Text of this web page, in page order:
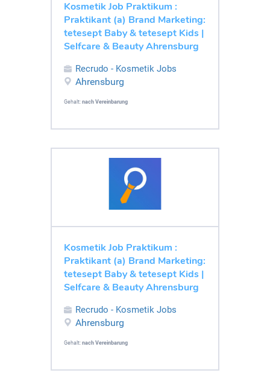
Kosmetik Job Praktikum :
Praktikant (a) Brand Marketing:
tetesept Baby & tetesept Kids |
Selfcare & Beauty Ahrensburg
Recrudo - Kosmetik Jobs
Ahrensburg
Gehalt: nach Vereinbarung
Kosmetik Job Praktikum :
Praktikant (a) Brand Marketing:
tetesept Baby & tetesept Kids |
Selfcare & Beauty Ahrensburg
Recrudo - Kosmetik Jobs
Ahrensburg
Gehalt: nach Vereinbarung